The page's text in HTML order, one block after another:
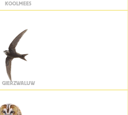
KOOLMEES
GIERZWALUW